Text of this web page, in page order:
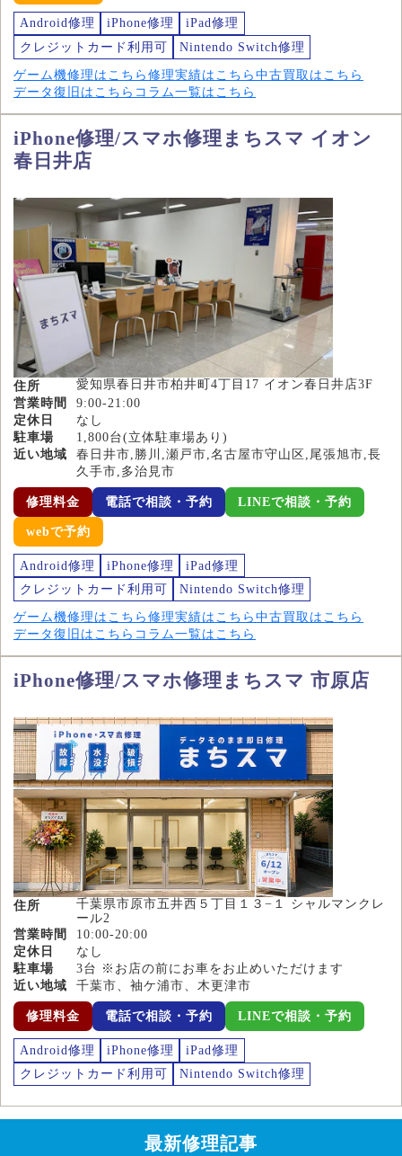
Android修理 iPhone修理
iPad修理
クレジットカード利用可
Nintendo Switch修理
ゲーム機修理はこちら 修理実績はこちら 中古買取はこちら
データ復旧はこちら コラム一覧はこちら
iPhone修理/スマホ修理まちスマ イオン
春日井店
住所
愛知県春日井市柏井町4丁目17 イオン春日井店3F
営業時間
9:00-21:00
定休日
なし
駐車場
1,800台(立体駐車場あり)
近い地域
春日井市,勝川,瀬戸市,名古屋市守山区,尾張旭市,長
久手市,多治見市
修理料金 電話で相談・予約 LINEで相談・予約
webで予約
Android修理 iPhone修理
iPad修理
クレジットカード利用可
Nintendo Switch修理
ゲーム機修理はこちら 修理実績はこちら 中古買取はこちら
データ復旧はこちら コラム一覧はこちら
iPhone修理/スマホ修理まちスマ 市原店
住所
千葉県市原市五井西５丁目１３−１ シャルマンクレ
ール2
営業時間
10:00-20:00
定休日
なし
駐車場
3台 ※お店の前にお車をお止めいただけます
近い地域
千葉市、袖ケ浦市、木更津市
修理料金 電話で相談・予約 LINEで相談・予約
Android修理 iPhone修理
iPad修理
クレジットカード利用可
Nintendo Switch修理
最新修理記事